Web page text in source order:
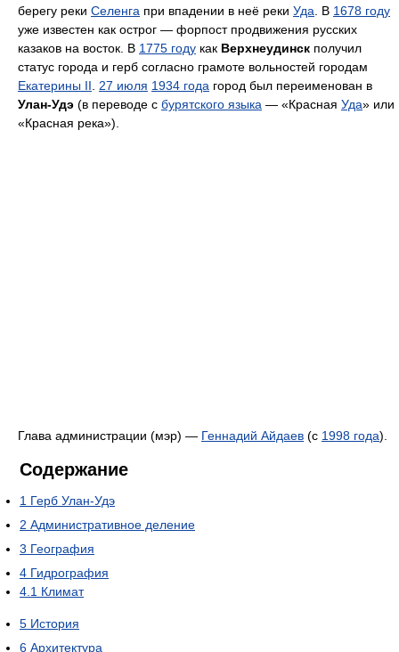
берегу реки Селенга при впадении в неё реки Уда . В 1678 году
уже известен как острог — форпост продвижения русских
казаков на восток. В 1775 году как Верхнеудинск получил
статус города и герб согласно грамоте вольностей городам
Екатерины II
27 июля 1934 года город был переименован в
Улан-Удэ (в переводе с бурятского языка — «Красная Уда» или
«Красная река»).
Глава администрации (мэр) — Геннадий Айдаев (с 1998 года).
Содержание
1 Герб Улан-Удэ
2 Административное деление
3 География
4 Гидрография
4.1 Климат
5 История
6 Архитектура